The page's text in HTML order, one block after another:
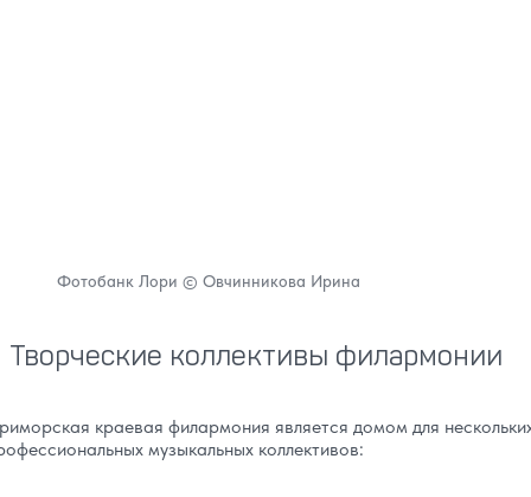
Фотобанк Лори © Овчинникова Ирина
Творческие коллективы филармонии
краевая филармония является домом для
музыкальных коллективов: